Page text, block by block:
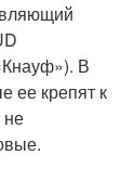
В
ее крепят к
не